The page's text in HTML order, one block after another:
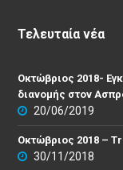
Τελευταία νέα
Οκτώβριος 2018-
διανομής στον
20/06/2019
Οκτώβριος 2018 –
30/11/2018